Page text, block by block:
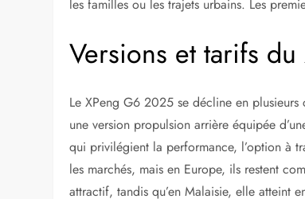
les familles ou les trajets urbains. Les
Versions et tarifs
Le XPeng G6 2025 se décline en
une version propulsion arrière équipée
qui privilégient la performance, l’option à
les marchés, mais en Europe, ils restent
attractif, tandis qu’en Malaisie, elle